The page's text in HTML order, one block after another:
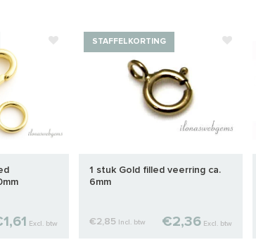
Excl. btw
STAFFELKORTING
1 stuk Gold filled veerring ca.
6mm
€2,85 Incl. btw €2,36 Excl. btw